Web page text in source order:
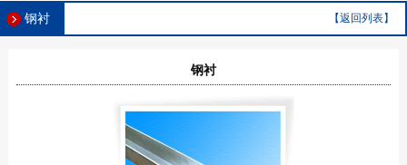
钢衬 【返回列表】
钢衬